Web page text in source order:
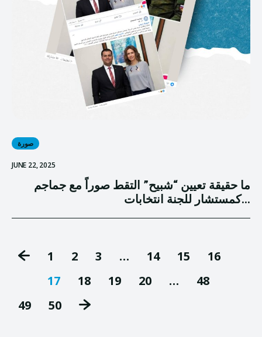
صورة
JUNE 22, 2025
ما حقيقة تعيين “شبيح” التقط صوراً مع جماجم
كمستشار للجنة انتخابات...
1 2 3 … 14 15
16
17
18 19 20 …
48
49
50